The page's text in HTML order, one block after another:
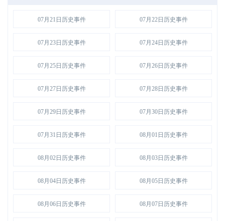
07月21日历史事件 07月22日历史事件
07月23日历史事件 07月24日历史事件
07月25日历史事件 07月26日历史事件
07月27日历史事件 07月28日历史事件
07月29日历史事件 07月30日历史事件
07月31日历史事件 08月01日历史事件
08月02日历史事件 08月03日历史事件
08月04日历史事件 08月05日历史事件
08月06日历史事件 08月07日历史事件